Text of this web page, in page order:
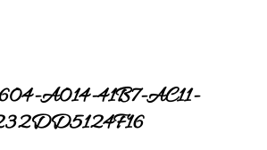
A014-41B7-AC11-